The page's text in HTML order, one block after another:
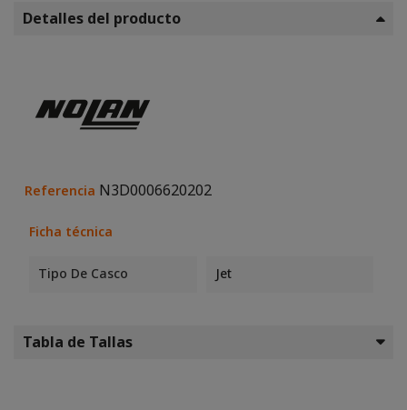
Detalles del producto
Referencia N3D0006620202
Ficha técnica
Tipo De Casco Jet
Tabla de Tallas